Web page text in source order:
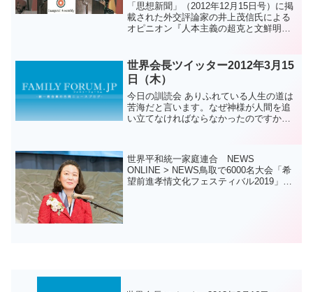
「思想新聞」（2012年12月15日号）に掲
載された外交評論家の井上茂信氏による
オピニオン『人本主義の超克と文鮮明
が、科学では「花はなぜ美しいのか」は
分からない。科学...
世界会長ツイッター2012年3月15
日（木）
今日の訓読会 ありふれている人生の道は
苦海だと言います。なぜ神様が人間を追
い立てなければならなかったのですか？
ますか？（1）しかしそれでは何も学ぶ事
が出来ません。それで...
世界平和統一家庭連合 NEWS
ONLINE > NEWS鳥取で6000名大会「希
望前進孝情文化フェスティバル2019」開